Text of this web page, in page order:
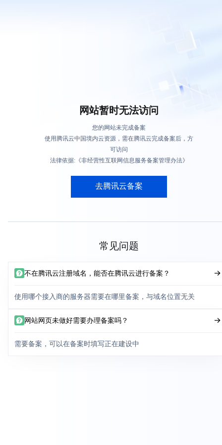
网站暂时无法访问
您的网站未完成备案
使用腾讯云中国境内云资源，需在腾讯云完成备案后，方
可访问
法律依据:《非经营性互联网信息服务备案管理办法》
去腾讯云备案
常见问题
不在腾讯云注册域名，能否在腾讯云进行备案？
使用哪个接入商的服务器需要在哪里备案，与域名位置无关
网站网页未做好需要办理备案吗？
需要备案，可以在备案时填写正在建设中